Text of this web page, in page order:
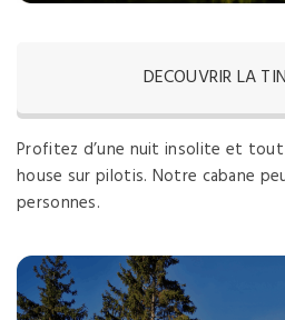
DECOUVRIR LA
Profitez d’une nuit insolite et
house sur pilotis. Notre cabane
personnes.